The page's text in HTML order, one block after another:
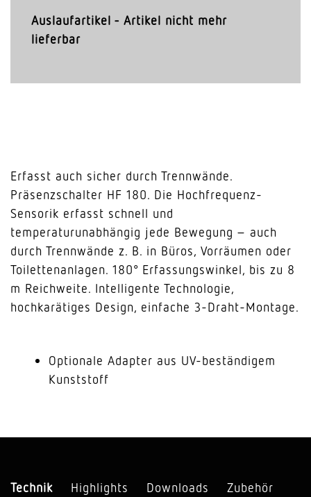
Auslaufartikel - Artikel nicht mehr
lieferbar
Erfasst auch sicher durch Trennwände.
Präsenzschalter HF 180. Die Hochfrequenz-
Sensorik erfasst schnell und
temperaturunabhängig jede Bewegung – auch
durch Trennwände z. B. in Büros, Vorräumen oder
Toilettenanlagen. 180° Erfassungswinkel, bis zu 8
m Reichweite. Intelligente Technologie,
hochkarätiges Design, einfache 3-Draht-Montage.
Optionale Adapter aus UV-beständigem
Kunststoff
Technik Highlights Downloads Zubehör